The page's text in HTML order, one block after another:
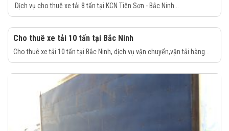
Dịch vụ cho thuê xe tải 8 tấn tại KCN Tiên Sơn - Bắc Ninh...
Cho thuê xe tải 10 tấn tại Bắc Ninh
Cho thuê xe tải 10 tấn tại Bắc Ninh, dịch vụ vận chuyển,vận tải hàng...